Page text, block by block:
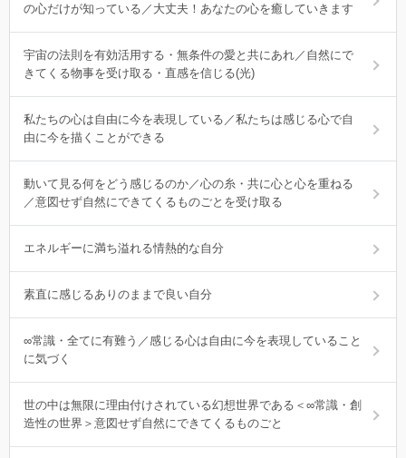
の心だけが知っている／大丈夫！あなたの心を癒していきます
宇宙の法則を有効活用する・無条件の愛と共にあれ／自然にで
きてくる物事を受け取る・直感を信じる(光)
私たちの心は自由に今を表現している／私たちは感じる心で自
由に今を描くことができる
動いて見る何をどう感じるのか／心の糸・共に心と心を重ねる
／意図せず自然にできてくるものごとを受け取る
エネルギーに満ち溢れる情熱的な自分
素直に感じるありのままで良い自分
∞常識・全てに有難う／感じる心は自由に今を表現していること
に気づく
世の中は無限に理由付けされている幻想世界である＜∞常識・創
造性の世界＞意図せず自然にできてくるものごと